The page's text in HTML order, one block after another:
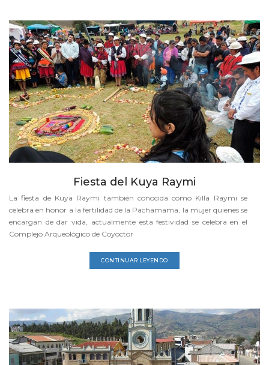
Fiesta del Kuya Raymi
La fiesta de Kuya Raymi también conocida como Killa Raymi se
celebra en honor a la fertilidad de la Pachamama, la mujer quienes se
encargan de dar vida, actualmente esta festividad se celebra en el
Complejo Arqueológico de Coyoctor
CONTINUAR LEYENDO